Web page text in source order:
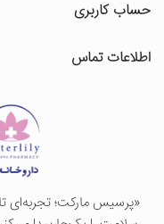
«پرسيس ماركت؛ تجربه‌ای
حساب کاربری
اطلاعات تماس